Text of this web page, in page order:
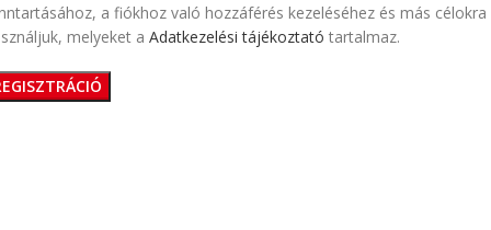
a fiókhoz való hozzáférés kezeléséhez és más célokra
melyeket a Adatkezelési tájékoztató tartalmaz.